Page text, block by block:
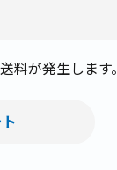
が発生します。